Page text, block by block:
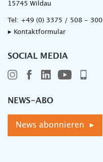
15745 Wildau
Tel: +49 (0) 3375 / 508 - 300
▸ Kontaktformular
SOCIAL MEDIA
NEWS-ABO
News abonnieren ▸